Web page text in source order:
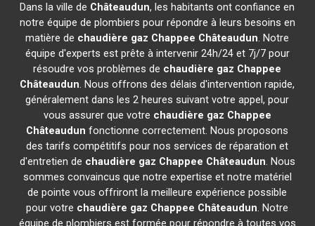
Dans la ville de Châteaudun, les habitants ont confiance en
notre équipe de plombiers pour répondre à leurs besoins en
matière de chaudière gaz Chappee Châteaudun. Notre
équipe d'experts est prête à intervenir 24h/24 et 7j/7 pour
résoudre vos problèmes de chaudière gaz Chappee
Châteaudun. Nous offrons des délais d'intervention rapide,
généralement dans les 2 heures suivant votre appel, pour
vous assurer que votre chaudière gaz Chappee
Châteaudun fonctionne correctement. Nous proposons
des tarifs compétitifs pour nos services de réparation et
d'entretien de chaudière gaz Chappee Châteaudun. Nous
sommes convaincus que notre expertise et notre matériel
de pointe vous offriront la meilleure expérience possible
pour votre chaudière gaz Chappee Châteaudun. Notre
équipe de plombiers est formée pour répondre à toutes vos